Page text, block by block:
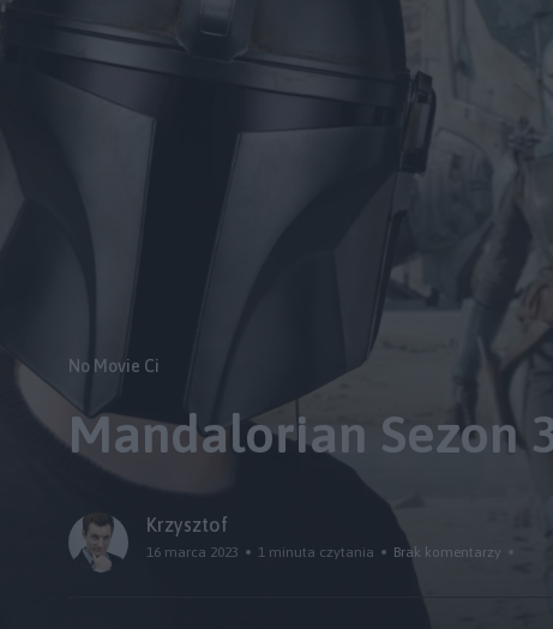
No Movie Ci
Mandalorian Sezon
Krzysztof
16 marca 2023 1 minuta czytania Brak komentarzy